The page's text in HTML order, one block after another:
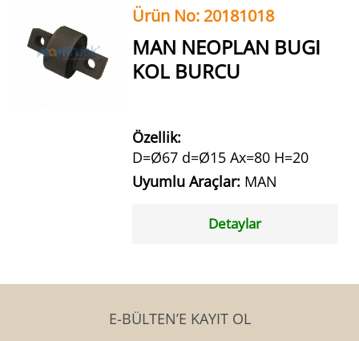
Ürün No: 20181018
MAN NEOPLAN BUGI
KOL BURCU
Özellik:
D=Ø67 d=Ø15 Ax=80 H=20
Uyumlu Araçlar: MAN
Detaylar
E-BÜLTEN’E KAYIT OL